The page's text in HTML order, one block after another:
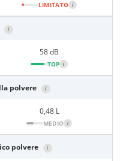
LIMITATO i
i
58 dB
TOP i
polvere i
0,48 L
MEDIO i
polvere i